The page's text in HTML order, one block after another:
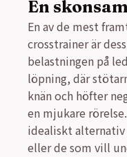
En
En av de mest
crosstrainer är
belastningen på
löpning, där
knän och höfter
en mjukare
idealiskt
eller de som vill